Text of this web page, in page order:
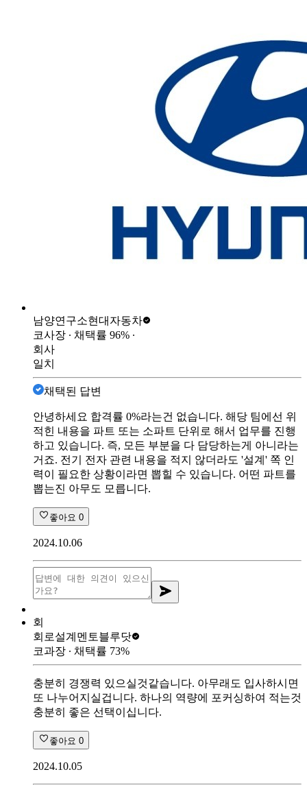
남양연구소현대자동차
코사장 ∙ 채택률 96% ∙
회사
일치
채택된 답변
안녕하세요 합격률 0%라는건 없습니다. 해당 팀에선 위
적힌 내용을 파트 또는 소파트 단위로 해서 업무를 진행
하고 있습니다. 즉, 모든 부분을 다 담당하는게 아니라는
거죠. 전기 전자 관련 내용을 적지 않더라도 '설계' 쪽 인
력이 필요한 상황이라면 뽑힐 수 있습니다. 어떤 파트를
뽑는진 아무도 모릅니다.
좋아요 0
2024.10.06
회
회로설계멘토블루닷
코과장 ∙ 채택률 73%
충분히 경쟁력 있으실것같습니다. 아무래도 입사하시면
또 나누어지실겁니다. 하나의 역량에 포커싱하여 적는것
충분히 좋은 선택이십니다.
좋아요 0
2024.10.05